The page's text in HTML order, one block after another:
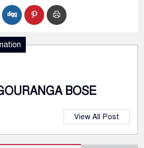
BOSE
View All Post